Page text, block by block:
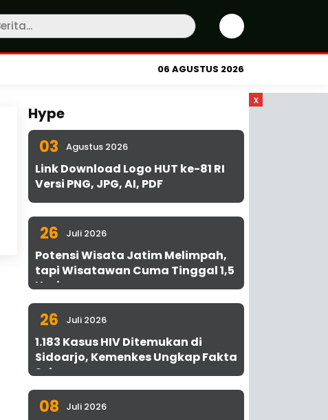
06 AGUSTUS 2026
x
Hype
03 Agustus 2026
Link Download Logo HUT ke-81 RI
Versi PNG, JPG, AI, PDF
26 Juli 2026
Potensi Wisata Jatim Melimpah,
tapi Wisatawan Cuma Tinggal 1,5
Hari
26 Juli 2026
1.183 Kasus HIV Ditemukan di
Sidoarjo, Kemenkes Ungkap Fakta
Sebenarnya
08 Juli 2026